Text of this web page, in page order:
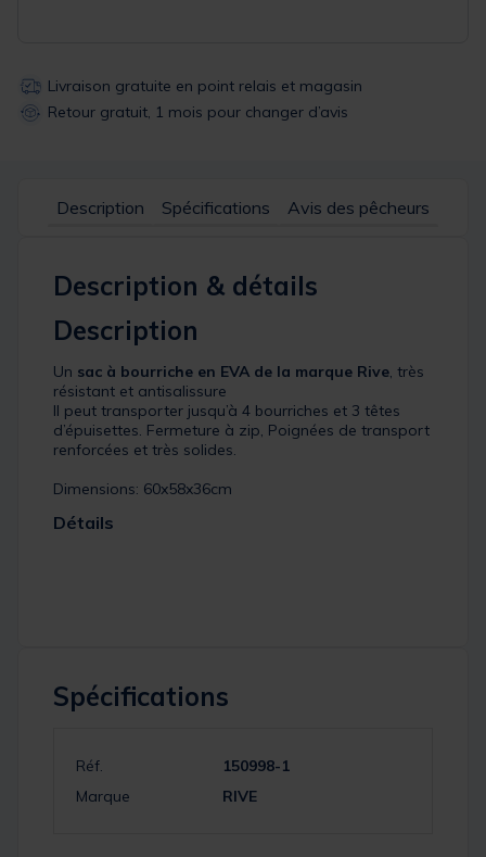
Livraison gratuite en point relais et magasin
Retour gratuit, 1 mois pour changer d’avis
Description Spécifications Avis des pêcheurs
Description & détails
Description
Un sac à bourriche en EVA de la marque Rive, très
résistant et antisalissure
Il peut transporter jusqu’à 4 bourriches et 3 têtes
d’épuisettes. Fermeture à zip, Poignées de transport
renforcées et très solides.
Dimensions: 60x58x36cm
Détails
Spécifications
Réf.
150998-1
Marque
RIVE